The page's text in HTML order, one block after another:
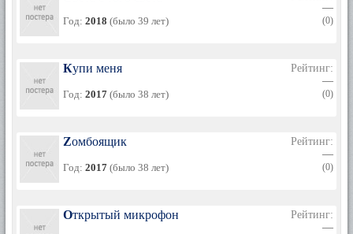
Личная жизнь
Год: 2018 (было 39 лет)
—
(0)
Купи меня
Год: 2017 (было 38 лет)
Рейтинг:
—
(0)
Zомбоящик
Год: 2017 (было 38 лет)
Рейтинг:
—
(0)
Открытый микрофон
Рейтинг:
—